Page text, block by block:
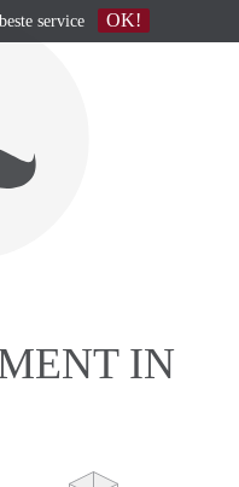
IN
service OK!